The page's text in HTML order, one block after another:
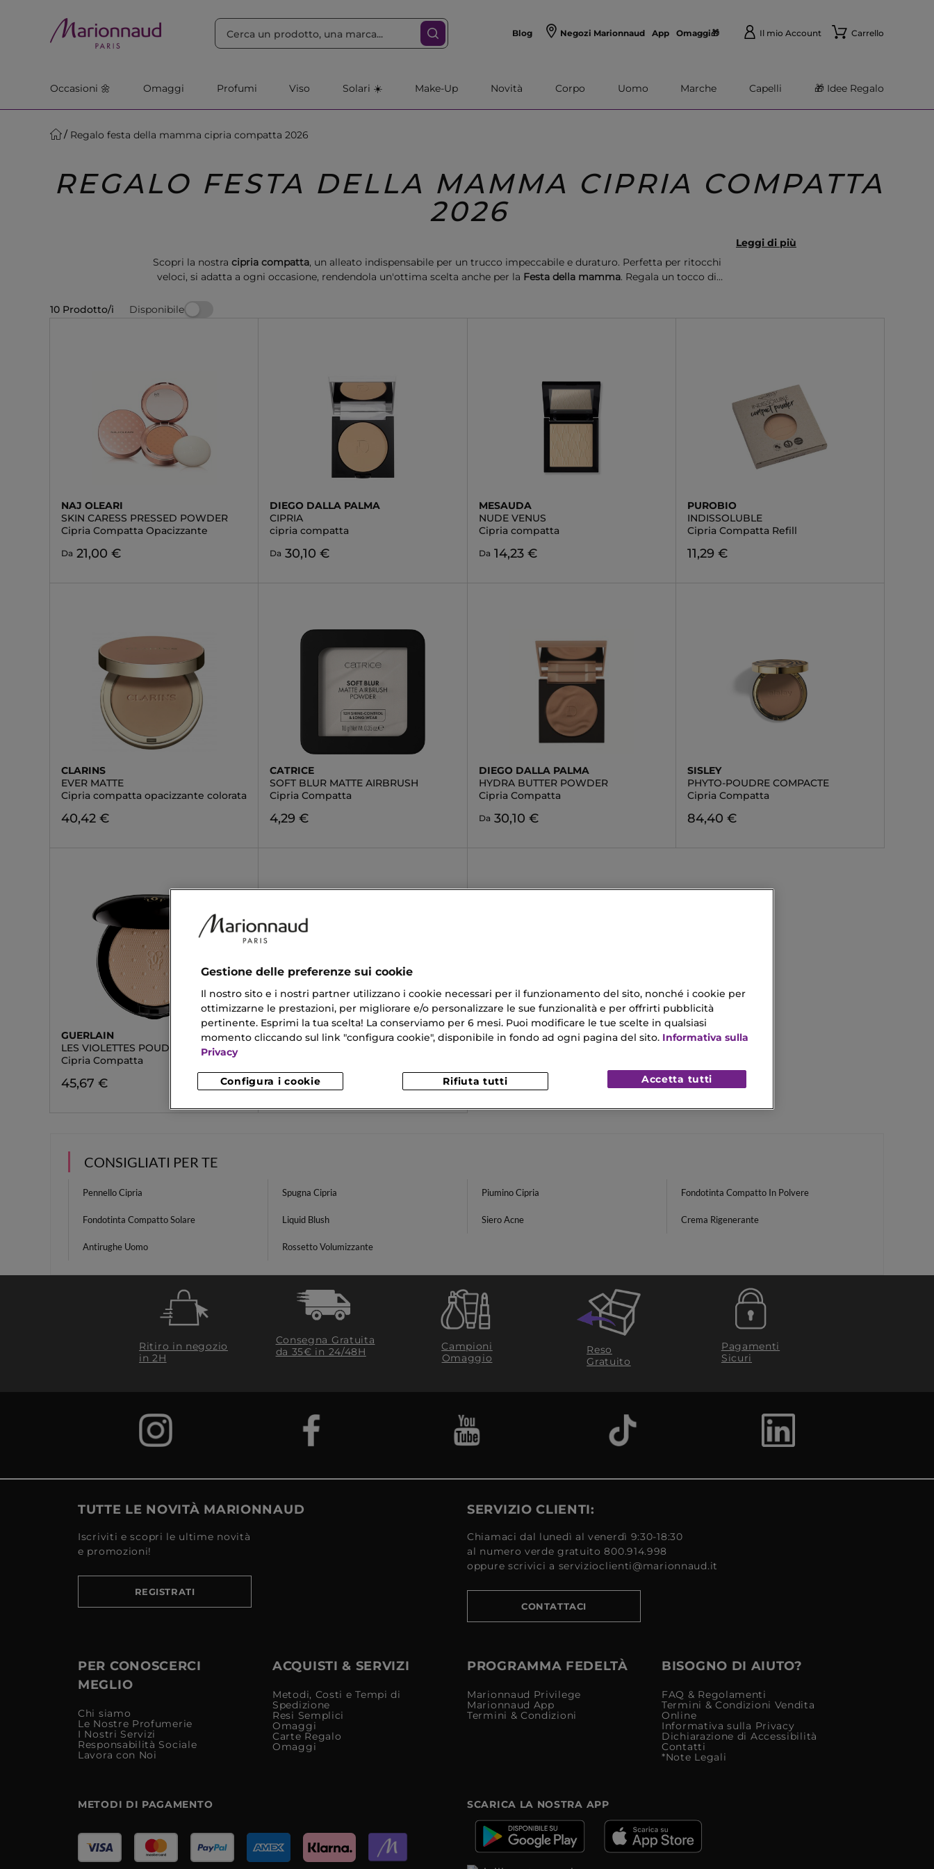
Blog Negozi Marionnaud App Omaggi🎁 Il mio Account Carrello
Occasioni 🌼 Omaggi Profumi Viso Solari ☀️ Make-Up Novità Corpo Uomo Marche Capelli 🎁 Idee Regalo
Regalo festa della mamma cipria compatta 2026
REGALO FESTA DELLA MAMMA CIPRIA COMPATTA
2026
Scopri la nostra cipria compatta, un alleato indispensabile per un trucco impeccabile e duraturo. Perfetta per ritocchi
veloci, si adatta a ogni occasione, rendendola un'ottima scelta anche per la Festa della mamma. Regala un tocco di
Leggi di più
10 Prodotto/i Disponibile
NAJ OLEARI
SKIN CARESS PRESSED POWDER
Cipria Compatta Opacizzante
Da 21,00 €
DIEGO DALLA PALMA
CIPRIA
cipria compatta
Da 30,10 €
MESAUDA
NUDE VENUS
Cipria compatta
Da 14,23 €
PUROBIO
INDISSOLUBLE
Cipria Compatta Refill
11,29 €
CLARINS
EVER MATTE
Cipria compatta opacizzante colorata
40,42 €
CATRICE
SOFT BLUR MATTE AIRBRUSH
Cipria Compatta
4,29 €
DIEGO DALLA PALMA
HYDRA BUTTER POWDER
Cipria Compatta
Da 30,10 €
SISLEY
PHYTO-POUDRE COMPACTE
Cipria Compatta
84,40 €
GUERLAIN
LES VIOLETTES POUDRE COMPACTE
Cipria Compatta
45,67 €
GIORGIO ARMANI
Da 38,94 €
CONSIGLIATI PER TE
Pennello Cipria Spugna Cipria Piumino Cipria Fondotinta Compatto In Polvere
Fondotinta Compatto Solare Liquid Blush Siero Acne Crema Rigenerante
Antirughe Uomo Rossetto Volumizzante
Ritiro in negozio
in 2H
Consegna Gratuita
da 35€​ in 24/48H
Campioni
Omaggio
Reso
Gratuito
Pagamenti
Sicuri
TUTTE LE NOVITÀ MARIONNAUD
Iscriviti e scopri le ultime novità
e promozioni!
REGISTRATI
SERVIZIO CLIENTI:
Chiamaci dal lunedì al venerdì 9:30-18:30
al numero verde gratuito 800.914.998
oppure scrivici a servizioclienti@marionnaud.it
CONTATTACI
PER CONOSCERCI
MEGLIO
Chi siamo
Le Nostre Profumerie
I Nostri Servizi
Responsabilità Sociale
Lavora con Noi
ACQUISTI & SERVIZI
Metodi, Costi e Tempi di
Spedizione
Resi Semplici
Omaggi
Carte Regalo
Omaggi
PROGRAMMA FEDELTÀ
Marionnaud Privilege
Marionnaud App
Termini & Condizioni
BISOGNO DI AIUTO?
FAQ & Regolamenti
Termini & Condizioni Vendita
Online
Informativa sulla Privacy
Dichiarazione di Accessibilità
Contatti
*Note Legali
METODI DI PAGAMENTO SCARICA LA NOSTRA APP
Gestione delle preferenze sui cookie
Il nostro sito e i nostri partner utilizzano i cookie necessari per il funzionamento del sito, nonché i cookie per
ottimizzarne le prestazioni, per migliorare e/o personalizzare le sue funzionalità e per offrirti pubblicità
pertinente. Esprimi la tua scelta! La conserviamo per 6 mesi. Puoi modificare le tue scelte in qualsiasi
momento cliccando sul link "configura cookie", disponibile in fondo ad ogni pagina del sito. Informativa sulla
Privacy
Configura i cookie Rifiuta tutti Accetta tutti